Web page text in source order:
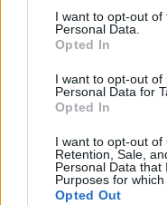
consent section.
I want to opt-out of
Personal Data.
Opted In
I want to opt-out of
Personal Data for
Opted In
I want to opt-out of
Retention, Sale,
Personal Data that
Purposes for which
Opted Out
Beatrice
servizio su
scelte
un archivio
d’epoca.